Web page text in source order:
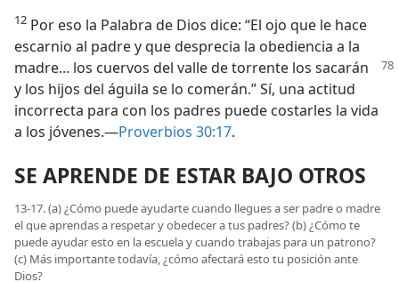
12 Por eso la Palabra de Dios dice: “El ojo que le hace
escarnio al padre y que desprecia la obediencia a la
madre... los cuervos del valle detorrente los sacarán
y los hijos del águila se lo comerán.” Sí, una actitud
incorrecta para con los padres puede costarles la vida
a los jóvenes.—Proverbios 30:17.
SE APRENDE DE ESTAR BAJO OTROS
13-17. (a) ¿Cómo puede ayudarte cuando llegues a ser padre o madre
el que aprendas a respetar y obedecer a tus padres? (b) ¿Cómo te
puede ayudar esto en la escuela y cuando trabajas para un patrono?
(c) Más importante todavía, ¿cómo afectará esto tu posición ante
Dios?